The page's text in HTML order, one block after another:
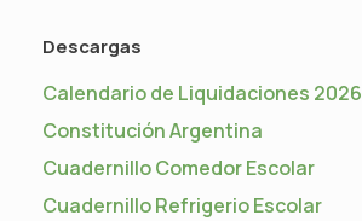
Descargas
Calendario de Liquidaciones 2026
Constitución Argentina
Cuadernillo Comedor Escolar
Cuadernillo Refrigerio Escolar